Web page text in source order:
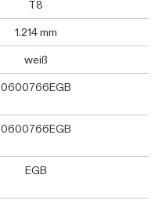
T8
1.214 mm
weiß
0600766EGB
0600766EGB
EGB